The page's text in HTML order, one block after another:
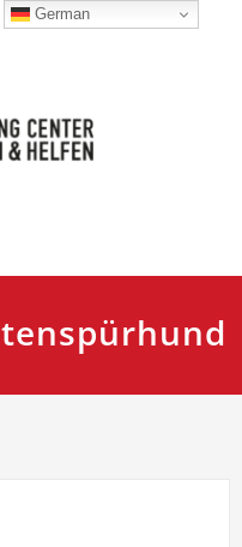
Retten
German